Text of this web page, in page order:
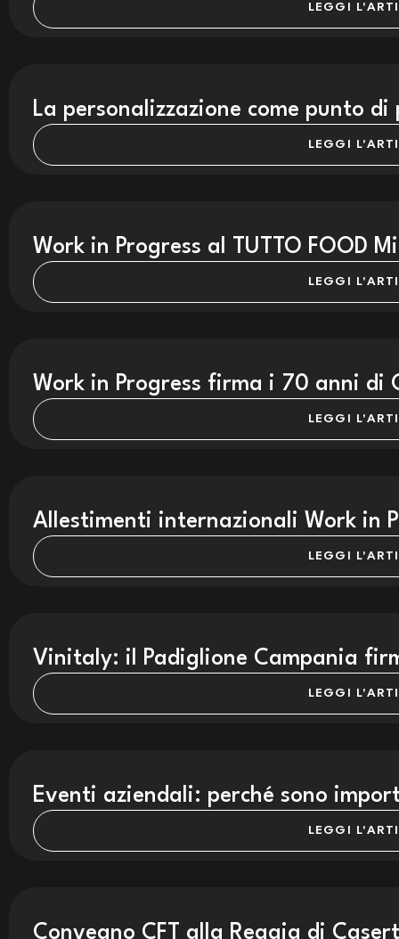
LEGGI
La personalizzazione come punto di
LEGGI
Work in Progress al TUTTO FOOD
LEGGI
Work in Progress firma i 70 anni di
LEGGI
Allestimenti internazionali Work in
LEGGI
Vinitaly: il Padiglione Campania
LEGGI
Eventi aziendali: perché sono
LEGGI
Convegno CFT alla Reggia di